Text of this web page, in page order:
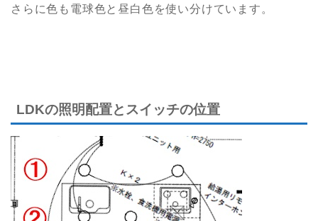
さらに色も電球色と昼白色を使い分けています。
LDKの照明配置とスイッチの位置